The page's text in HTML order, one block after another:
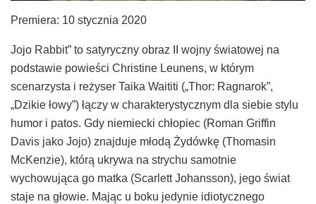
Premiera: 10 stycznia 2020
Jojo Rabbit” to satyryczny obraz II wojny światowej na
podstawie powieści Christine Leunens, w którym
scenarzysta i reżyser Taika Waititi („Thor: Ragnarok”,
„Dzikie łowy”) łączy w charakterystycznym dla siebie stylu
humor i patos. Gdy niemiecki chłopiec (Roman Griffin
Davis jako Jojo) znajduje młodą Żydówkę (Thomasin
McKenzie), którą ukrywa na strychu samotnie
wychowująca go matka (Scarlett Johansson), jego świat
staje na głowie. Mając u boku jedynie idiotycznego